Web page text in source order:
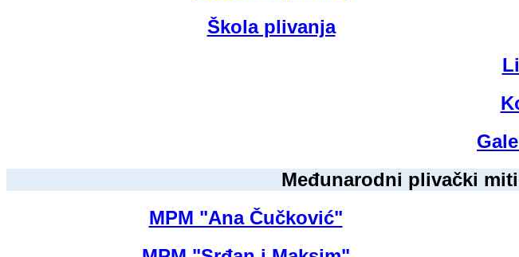
Škola plivanja
Međunarodni plivački
MPM "Ana Čučković"